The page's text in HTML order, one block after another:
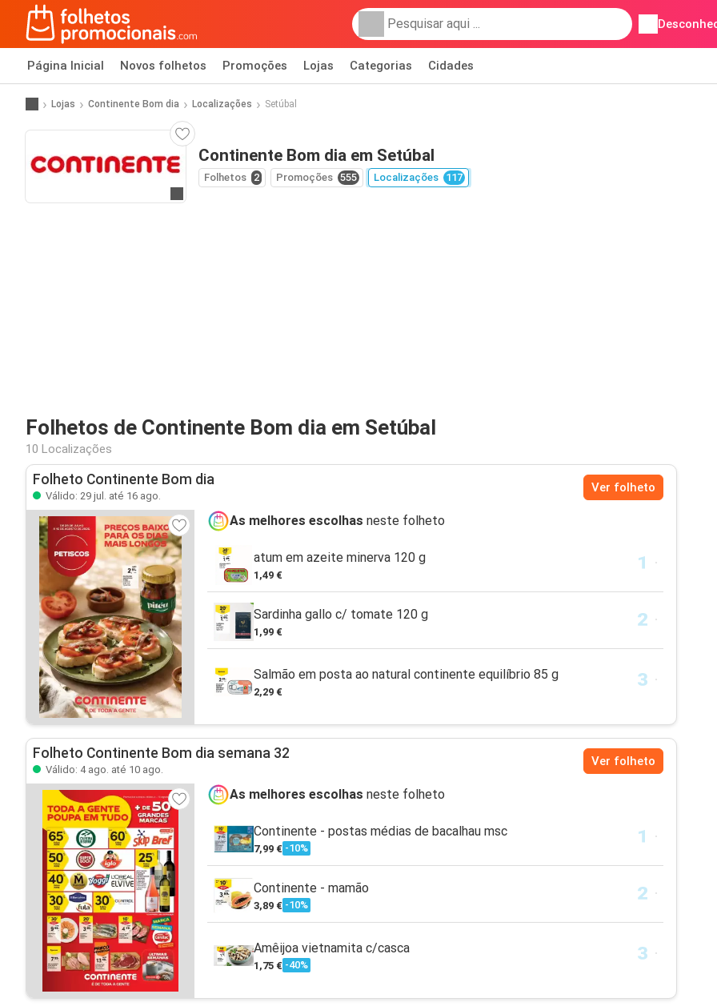
Página Inicial Novos folhetos Promoções Lojas Categorias Cidades
Lojas Continente Bom dia Localizações Setúbal
Continente Bom dia em Setúbal
Folhetos 2 Promoções 555 Localizações 117
Folhetos de Continente Bom dia em Setúbal
10 Localizações
Folheto Continente Bom dia
Válido: 29 jul. até 16 ago.
Ver folheto
As melhores escolhas neste folheto
atum em azeite minerva 120 g
1,49 €
Sardinha gallo c/ tomate 120 g
1,99 €
Salmão em posta ao natural continente equilíbrio 85 g
2,29 €
Folheto Continente Bom dia semana 32
Válido: 4 ago. até 10 ago.
Ver folheto
As melhores escolhas neste folheto
Continente - postas médias de bacalhau msc
7,99 € -10%
Continente - mamão
3,89 € -10%
Amêijoa vietnamita c/casca
1,75 € -40%